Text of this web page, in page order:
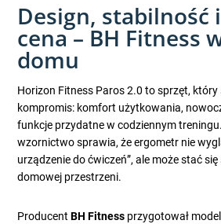
Design, stabilność
cena – BH Fitness
domu
Horizon Fitness Paros 2.0 to sprzęt,
kompromis: komfort użytkowania,
funkcje przydatne w codziennym
wzornictwo sprawia, że ergometr nie
urządzenie do ćwiczeń”, ale może stać
domowej przestrzeni.
ProducentBH Fitness przygotował